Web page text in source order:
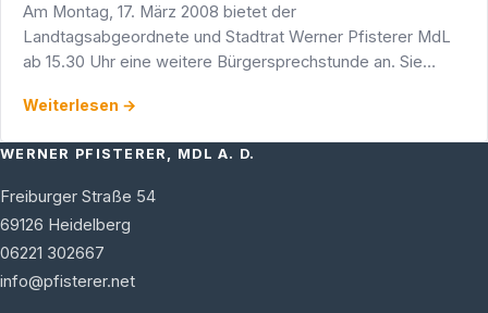
Am Montag, 17. März 2008 bietet der
Landtagsabgeordnete und Stadtrat Werner Pfisterer MdL
ab 15.30 Uhr eine weitere Bürgersprechstunde an. Sie
Adlerstraße 1/5 in …
Weiterlesen →
WERNER PFISTERER, MDL A. D.
Freiburger Straße 54
69126 Heidelberg
06221 302667
info@pfisterer.net